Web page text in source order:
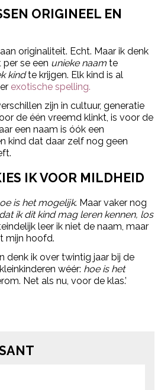
ORIGINEEL EN
originaliteit. Echt. Maar ik denk
se een unieke naam te
kindte krijgen. Elk kind is al
exotische spelling.
zijn in cultuur, generatie
de één vreemd klinkt, is voor de
een naam is óók een
kind dat daar zelf nog geen
IK VOOR MILDHEID
is het mogelijk. Maar vaker nog
ik dit kind mag leren kennen, los
leer ik niet de naam, maar
mijn hoofd.
denk ik over twintig jaar bij de
wéér: hoe is het
Net als nu, voor de klas.’